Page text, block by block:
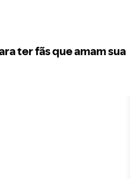
ter fãs que amam sua